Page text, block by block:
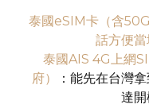
泰國eSIM卡（含
話方便
泰國AIS 4G上網
府）
：能先在台灣
達開